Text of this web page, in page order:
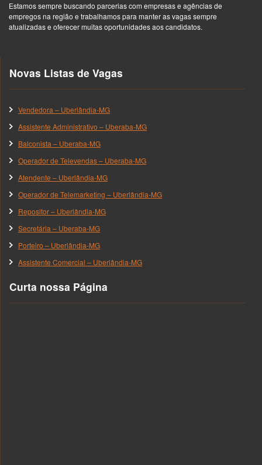
Estamos sempre buscando parcerias com empresas e agências de
empregos na região e trabalhamos para manter as vagas sempre
atualizadas e oferecer muitas oportunidades aos candidatos.
Novas Listas de Vagas
Vendedora – Uberlândia-MG
Assistente Administrativo – Uberaba-MG
Balconista – Uberaba-MG
Operador de Televendas – Uberaba-MG
Atendente – Uberlândia-MG
Operador de Telemarketing – Uberlândia-MG
Repositor – Uberlândia-MG
Secretária – Uberaba-MG
Porteiro – Uberlândia-MG
Assistente Comercial – Uberlândia-MG
Curta nossa Página